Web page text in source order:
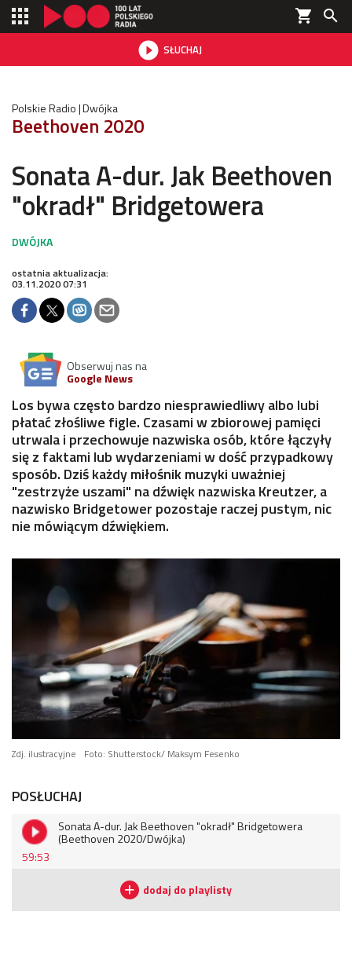
shopping_cart 
 SŁUCHAJ

Polskie Radio Dwójka
Beethoven 2020
Sonata A-dur. Jak Beethoven
"okradł" Bridgetowera
ostatnia aktualizacja:
03.11.2020 07:31
Obserwuj nas na
Google News
Los bywa często bardzo niesprawiedliwy albo lubi
płatać złośliwe figle. Czasami w zbiorowej pamięci
utrwala i przechowuje nazwiska osób, które łączyły
się z faktami lub wydarzeniami w dość przypadkowy
sposób. Dziś każdy miłośnik muzyki uważniej
"zestrzyże uszami" na dźwięk nazwiska Kreutzer, a
nazwisko Bridgetower pozostaje raczej pustym, nic
nie mówiącym dźwiękiem.
Zdj. ilustracyjne Foto: Shutterstock/ Maksym Fesenko
POSŁUCHAJ
59:53
Sonata A-dur. Jak Beethoven "okradł" Bridgetowera
(Beethoven 2020/Dwójka)